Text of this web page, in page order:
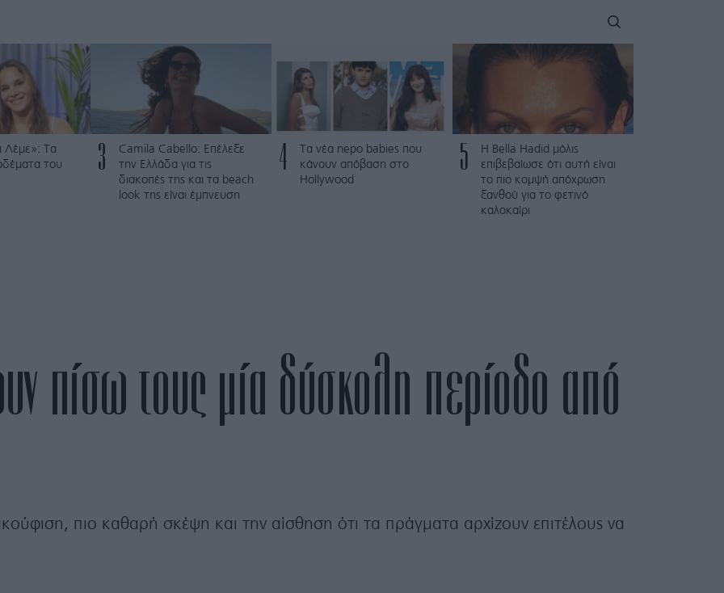
Λέμε»: Τα
του
3
Camila Cabello: Επέλεξε
την Ελλάδα για τις
διακοπές της και τα beach
look της είναι έμπνευση
4
Τα νέα nepo babies που
κάνουν απόβαση στο
Hollywood
5
Η Bella Hadid μόλις
επιβεβαίωσε ότι αυτή είναι
το πιο κομψή απόχρωση
ξανθού για το φετινό
καλοκαίρι
πίσω τους μία δύσκολη περίοδο από
πιο καθαρή σκέψη και την αίσθηση ότι τα πράγματα αρχίζουν επιτέλους να